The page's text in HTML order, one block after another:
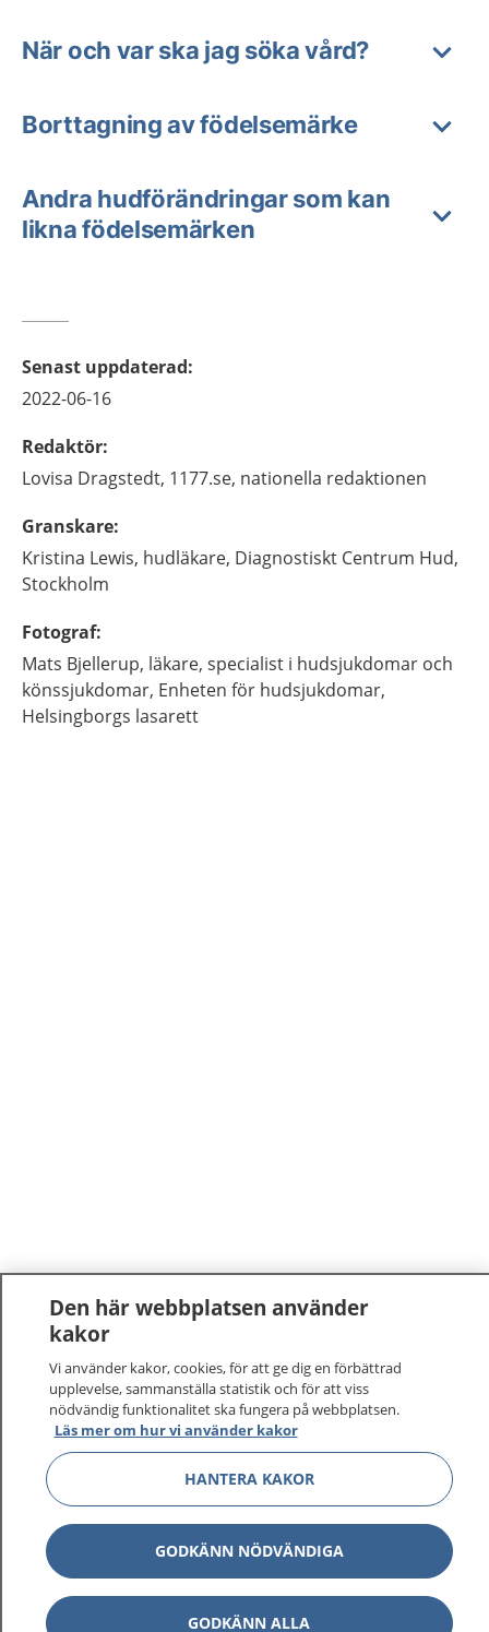
När och var ska jag söka vård?
Borttagning av födelsemärke
Andra hudförändringar som kan
likna födelsemärken
Senast uppdaterad:
2022-06-16
Redaktör:
Lovisa Dragstedt, 1177.se, nationella redaktionen
Granskare:
Kristina Lewis, hudläkare, Diagnostiskt Centrum Hud,
Stockholm
Fotograf:
Mats Bjellerup, läkare, specialist i hudsjukdomar och
könssjukdomar, Enheten för hudsjukdomar,
Helsingborgs lasarett
1177–tryggt om din hälsa och vård
På 1177.se får du råd om hälsa och information om
sjukdomar och vilka mottagningar du kan kontakta.
Logga in för att läsa din journal och göra dina
vårdärenden. Ring telefonnummer 1177 för
sjukvårdsrådgivning dygnet runt.
1177 ger dig råd när du vill må bättre.
Den här webbplatsen använder
kakor
Vi använder kakor, cookies, för att ge dig en förbättrad
upplevelse, sammanställa statistik och för att viss
nödvändig funktionalitet ska fungera på webbplatsen.
Läs mer om hur vi använder kakor
HANTERA KAKOR
GODKÄNN NÖDVÄNDIGA
GODKÄNN ALLA